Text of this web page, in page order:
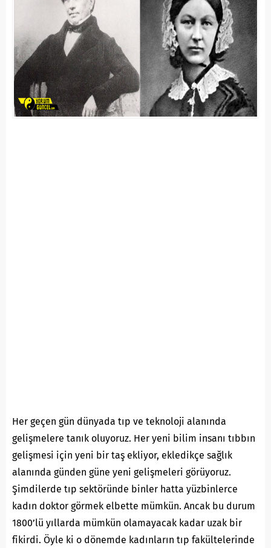
Her geçen gün dünyada tıp ve teknoloji alanında
gelişmelere tanık oluyoruz. Her yeni bilim insanı tıbbın
gelişmesi için yeni bir taş ekliyor, ekledikçe sağlık
alanında günden güne yeni gelişmeleri görüyoruz.
Şimdilerde tıp sektöründe binler hatta yüzbinlerce
kadın doktor görmek elbette mümkün. Ancak bu durum
1800’lü yıllarda mümkün olamayacak kadar uzak bir
fikirdi. Öyle ki o dönemde kadınların tıp fakültelerinde